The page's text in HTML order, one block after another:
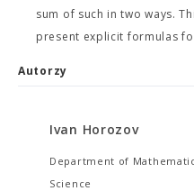
sum of such in two ways.
present explicit formulas
Autorzy
Ivan Horozov
Department of
Science